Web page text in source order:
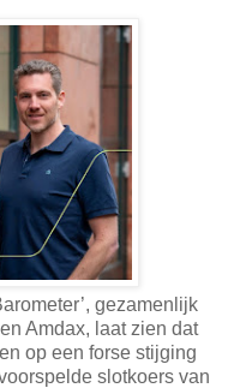
gezamenlijk
Amdax, laat zien dat
op een forse stijging
slotkoers van